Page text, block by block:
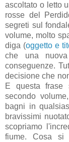
ascoltato o letto
rosse del
segreti sul
volume, molto
diga (oggetto e
che una
conseguenze.
decisione che
E questa frase
secondo
bagni in
bravissimi
scopriamo
fiume. Cosa si